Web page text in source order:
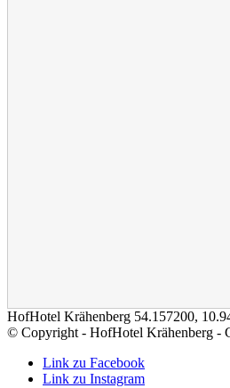
HofHotel Krähenberg 54.157200,
© Copyright - HofHotel Krähenberg -
Link zu Facebook
Link zu Instagram